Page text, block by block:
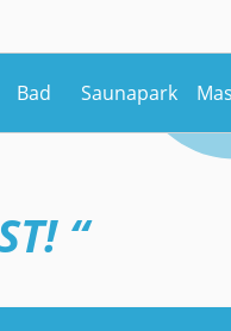
Bad Saunapark
“